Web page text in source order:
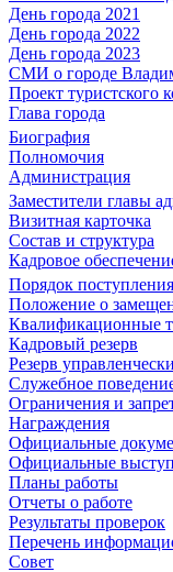
День города 2021
День города 2022
День города 2023
СМИ о городе
Проект туристского
Глава города
Биография
Полномочия
Администрация
Заместители главы
Визитная карточка
Состав и структура
Кадровое
Порядок
Положение о
Квалификационные
Кадровый резерв
Резерв
Служебное
Ограничения и
Награждения
Официальные
Официальные
Планы работы
Отчеты о работе
Результаты проверок
Перечень
Совет